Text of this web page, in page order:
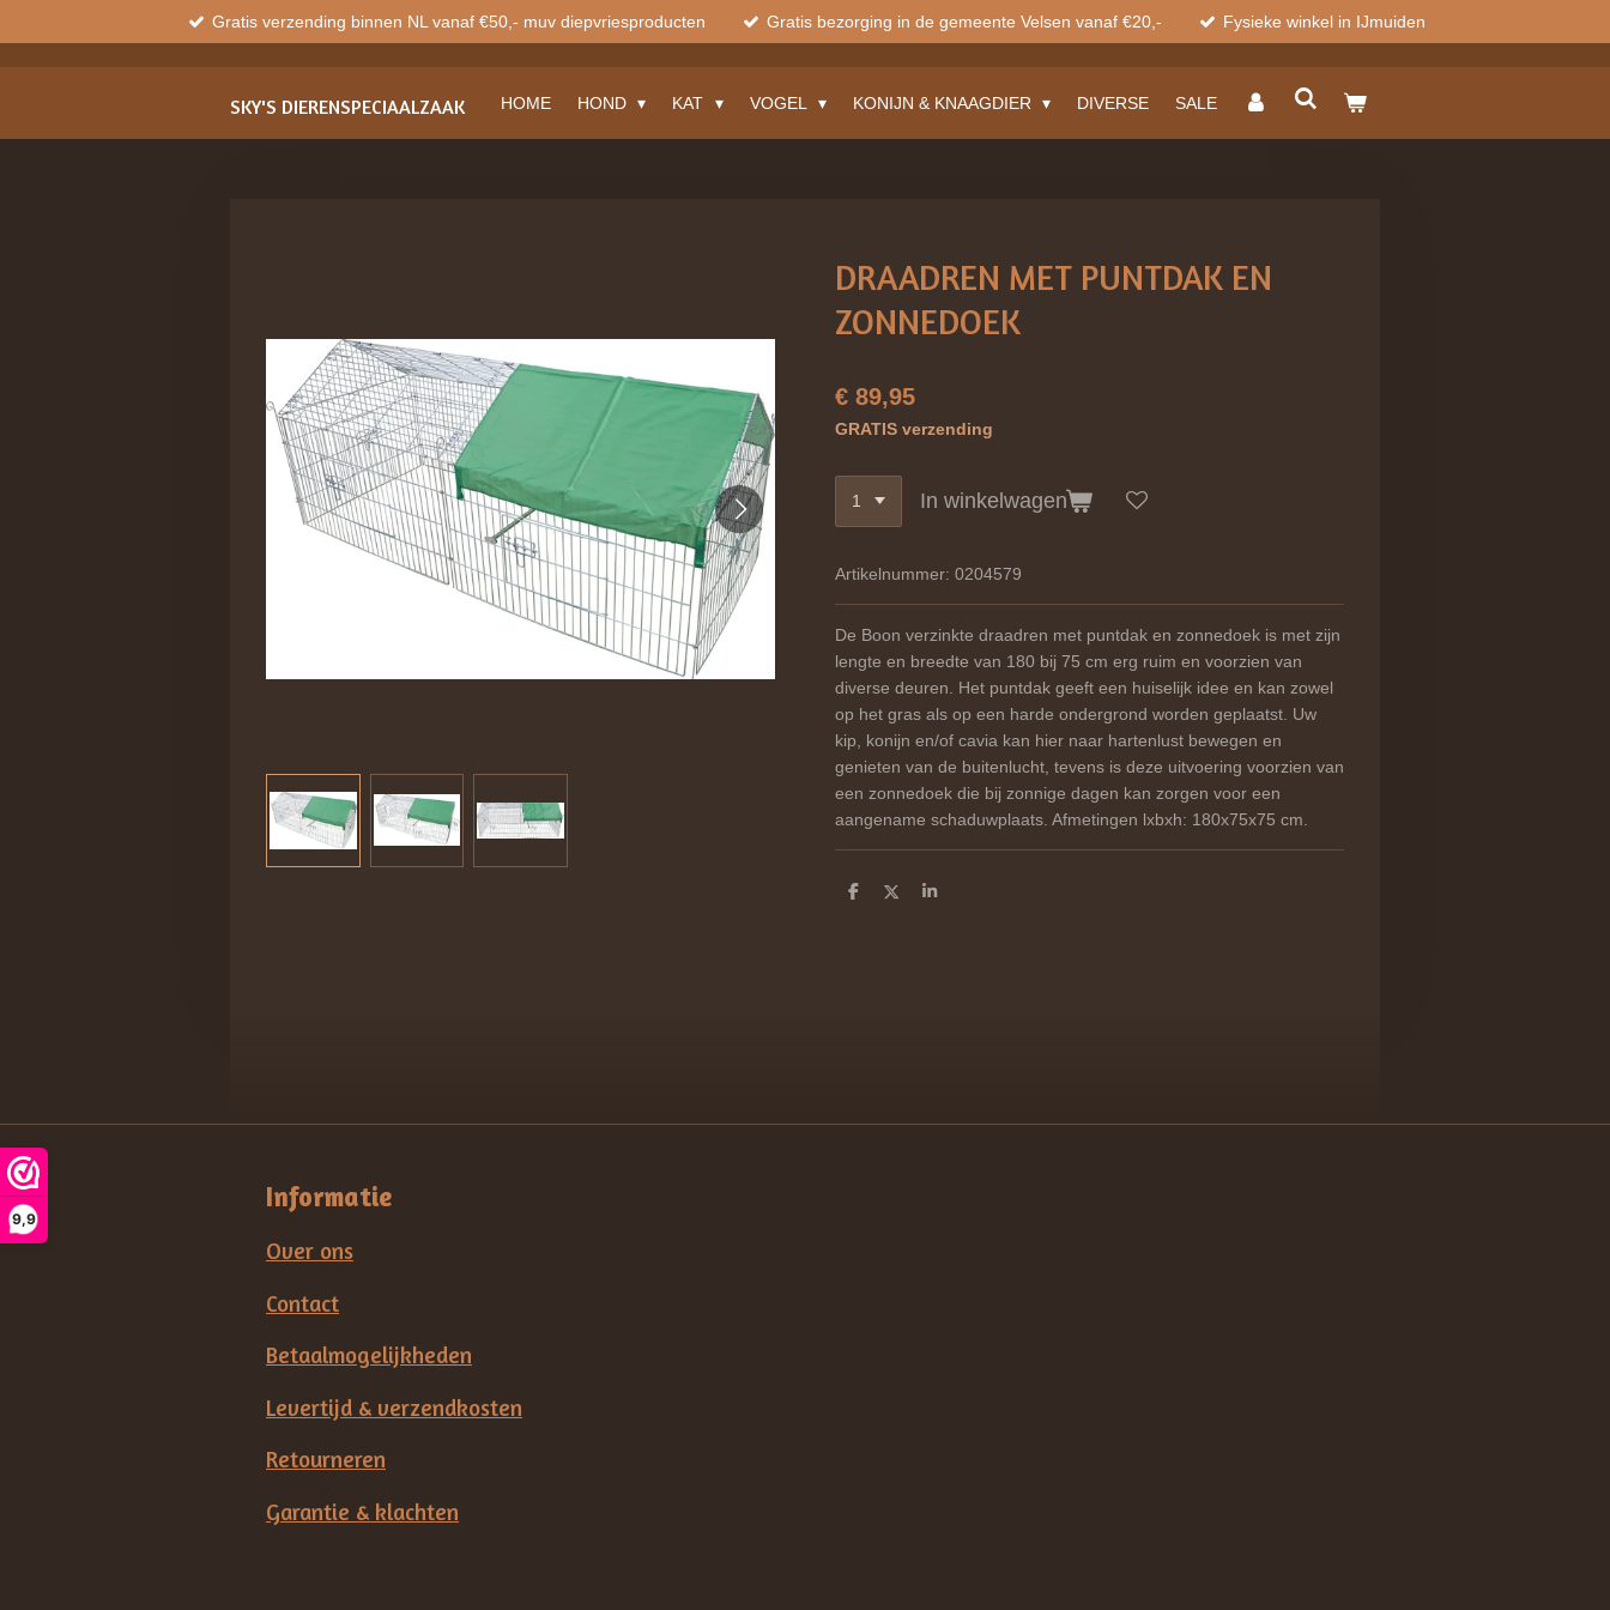
9,9
Gratis verzending binnen NL vanaf €50,- muv diepvriesproducten Gratis bezorging in de gemeente Velsen vanaf €20,- Fysieke winkel in IJmuiden
SKY'S DIERENSPECIAALZAAK HOME HOND KAT VOGEL KONIJN & KNAAGDIER DIVERSE SALE
DRAADREN MET PUNTDAK EN
ZONNEDOEK
€ 89,95
GRATIS verzending
In winkelwagen
Artikelnummer: 0204579
De Boon verzinkte draadren met puntdak en zonnedoek is met zijn
lengte en breedte van 180 bij 75 cm erg ruim en voorzien van
diverse deuren. Het puntdak geeft een huiselijk idee en kan zowel
op het gras als op een harde ondergrond worden geplaatst. Uw
kip, konijn en/of cavia kan hier naar hartenlust bewegen en
genieten van de buitenlucht, tevens is deze uitvoering voorzien van
een zonnedoek die bij zonnige dagen kan zorgen voor een
aangename schaduwplaats. Afmetingen lxbxh: 180x75x75 cm.
D
D
S
Informatie
Over ons
Contact
Betaalmogelijkheden
Levertijd & verzendkosten
Retourneren
Garantie & klachten